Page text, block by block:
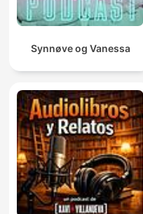
Synnøve og Vanessa